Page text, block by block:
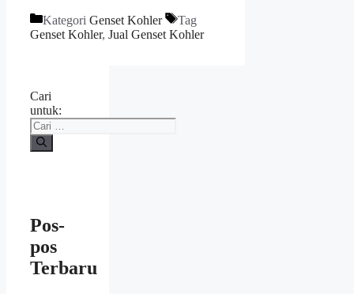
Kategori Genset Kohler
Tag
Genset Kohler, Jual Genset Kohler
Cari
untuk:
Pos-
pos
Terbaru